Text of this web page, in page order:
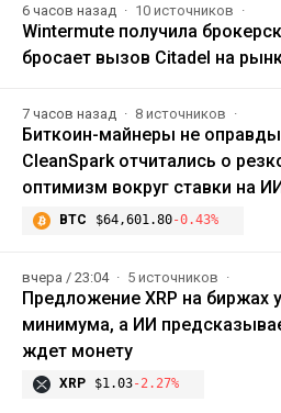
6 часов назад 10 источников
Wintermute получила
бросает вызов Citadel на
7 часов назад 8 источников
Биткоин-майнеры не
CleanSpark отчитались о
оптимизм вокруг ставки на
BTC $64,601.80-0.43%
вчера / 23:04 5 источников
Предложение XRP на биржах
минимума, а ИИ
ждет монету
XRP $1.03-2.27%